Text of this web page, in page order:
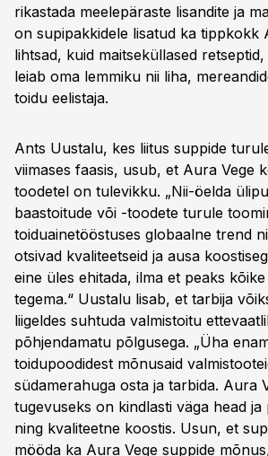
rikastada meelepäraste lisandite ja
on supipakkidele lisatud ka tippkokk
lihtsad, kuid maitseküllased
leiab oma lemmiku nii liha,
toidu eelistaja.
Ants Uustalu, kes liitus suppide
viimases faasis, usub, et Aura Vege
toodetel on tulevikku. „Nii-öelda
baastoitude või -toodete turule
toiduainetööstuses globaalne trend
otsivad kvaliteetseid ja ausa
eine üles ehitada, ilma et peaks
tegema.“ Uustalu lisab, et tarbija
liigeldes suhtuda valmistoitu
põhjendamatu põlgusega. „Üha
toidupoodidest mõnusaid
südamerahuga osta ja tarbida. Aura
tugevuseks on kindlasti väga head ja
ning kvaliteetne koostis. Usun, et
mööda ka Aura Vege suppide